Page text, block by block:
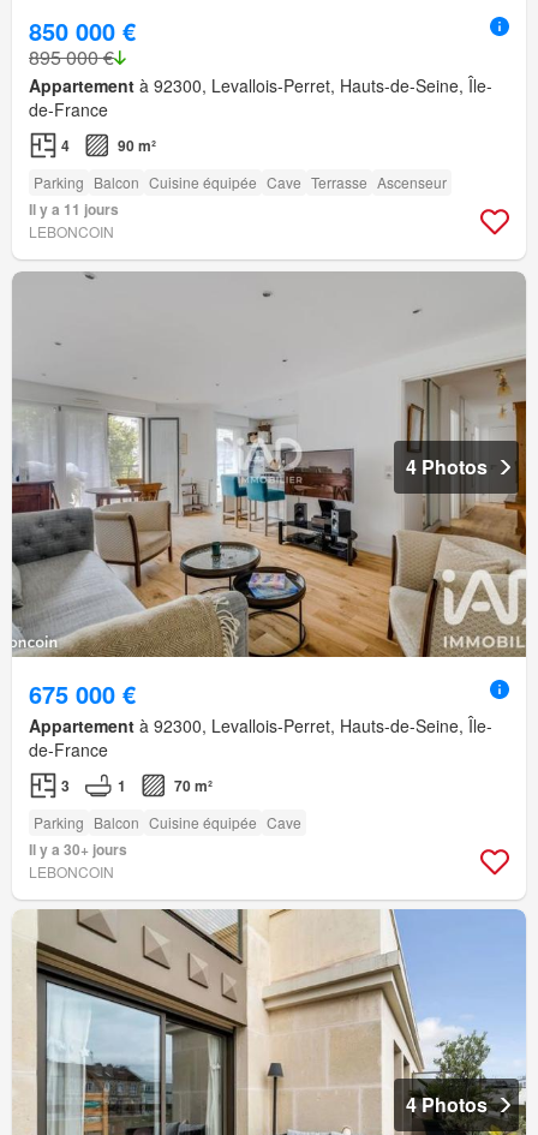
850 000 €
895 000 €
Appartement à 92300, Levallois-Perret, Hauts-de-Seine, Île-
de-France
4 90 m²
Parking Balcon Cuisine équipée Cave Terrasse Ascenseur
Il y a 11 jours
LEBONCOIN
4 Photos
675 000 €
Appartement à 92300, Levallois-Perret, Hauts-de-Seine, Île-
de-France
3 1 70 m²
Parking Balcon Cuisine équipée Cave
Il y a 30+ jours
LEBONCOIN
4 Photos